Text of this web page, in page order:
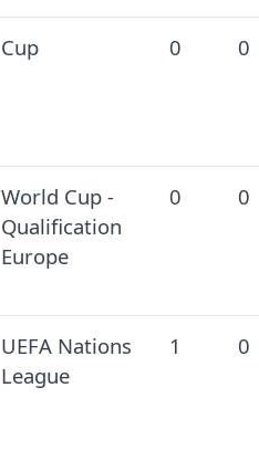
Cup 0 0
World Cup -
Qualification
Europe
0 0
UEFA Nations
League
1 0